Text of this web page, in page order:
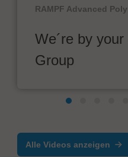
RAMPF Advanced
We´re by
Group
Alle Videos anzeigen